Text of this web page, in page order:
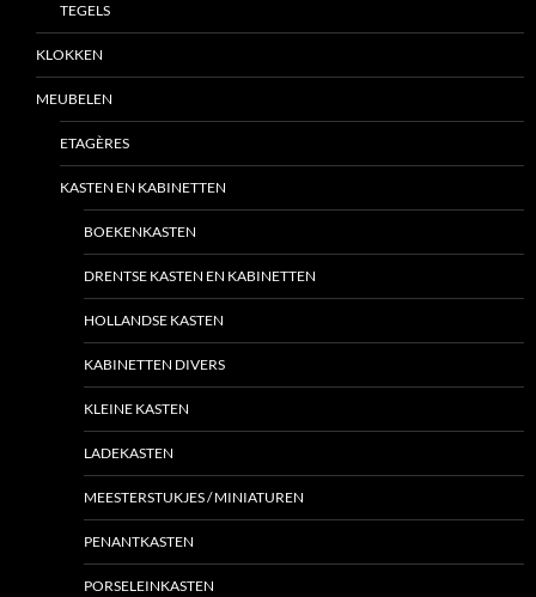
TEGELS
KLOKKEN
MEUBELEN
ETAGÈRES
KASTEN EN KABINETTEN
BOEKENKASTEN
DRENTSE KASTEN EN KABINETTEN
HOLLANDSE KASTEN
KABINETTEN DIVERS
KLEINE KASTEN
LADEKASTEN
MEESTERSTUKJES / MINIATUREN
PENANTKASTEN
PORSELEINKASTEN